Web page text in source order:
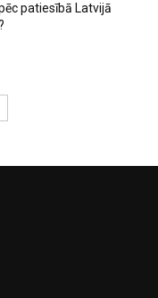
patiesībā Latvijā